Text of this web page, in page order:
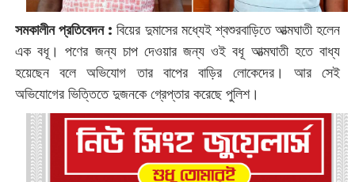
সমকালীন প্রতিবেদন : ‌বিয়ের দুমাসের মধ্যেই শ্বশুরবাড়িতে আত্মঘাতী হলেন
এক বধূ। পণের জন্য চাপ দেওয়ার জন্য ওই বধূ আত্মঘাতী হতে বাধ্য
হয়েছেন বলে অভিযোগ তার বাপের বাড়ির লোকেদের। আর সেই
অভিযোগের ভিত্তিতে দুজনকে গ্রেপ্তার করেছে পুলিশ।